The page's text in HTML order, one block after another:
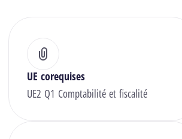
UE corequises
UE2 Q1 Comptabilité et fiscalité